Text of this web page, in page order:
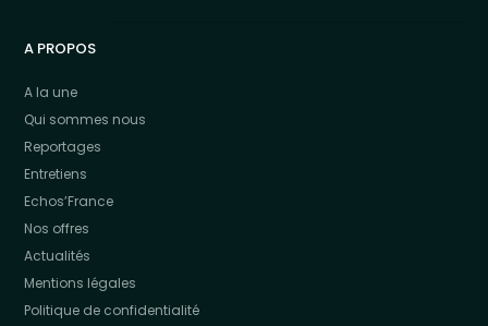
A PROPOS
A la une
Qui sommes nous
Reportages
Entretiens
Echos’France
Nos offres
Actualités
Mentions légales
Politique de confidentialité